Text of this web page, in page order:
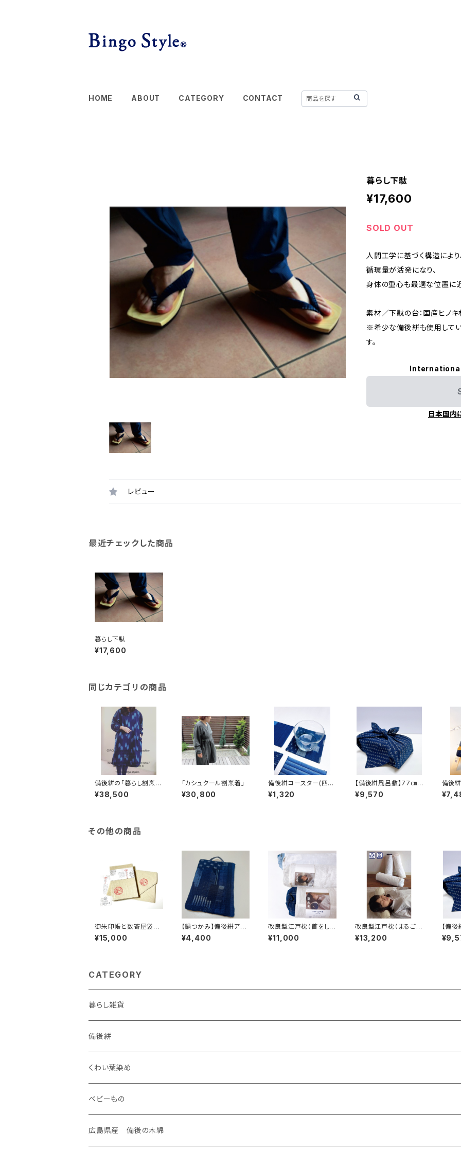
HOME ABOUT CATEGORY CONTACT
暮らし下駄
¥17,600
SOLD OUT
人間工学に基づく構造により
循環量が活発になり、
身体の重心も最適な位置に
素材／下駄の台：国産ヒ
※希少な備後絣も使用して
す。
日本国内
レビュー
最近チェックした商品
暮らし下駄
¥17,600
同じカテゴリの商品
備後絣の「暮らし割烹
着」
¥38,500
「カシュクール割烹着」
¥30,800
備後絣コースター(四角
タイプ)
¥1,320
【備後絣風呂敷】77㎝
角
¥9,570
備後
その他の商品
御朱印帳と数寄屋袋セ
ット
¥15,000
【鍋つかみ】備後絣アー
ト感覚
¥4,400
改良型江戸枕（首をしっ
かり支えます）中身：そ
ば殻
¥11,000
改良型江戸枕（まるごと
洗える枕）中身:パイプ
¥13,200
【備
角
CATEGORY
暮らし雑貨
ケース
名刺入れ
がま口
装飾雑貨
ネックレス
タックピン
生活雑貨
マスク
備後絣
座布団
くわい葉染め
御守り
御朱印帳
ベビーもの
広島県産 備後の木綿